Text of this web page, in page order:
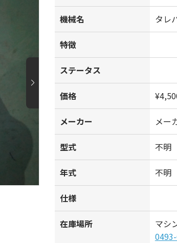
機械名 タレ
特徴
ステータス
価格
メーカー メー
型式 不明
年式 不明
仕様
在庫場所
マシ